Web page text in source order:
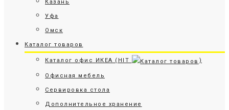
Казань
Уфа
Омск
Каталог товаров
Каталог офис ИКЕА (HIT )
Офисная мебель
Сервировка стола
Дополнительное хранение